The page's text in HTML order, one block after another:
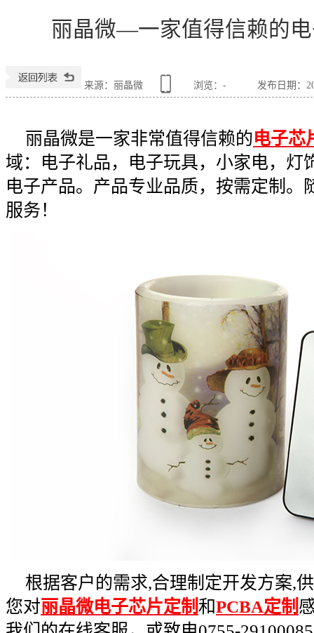
丽晶微—一家值得信赖的
来源：丽晶微 浏览： - 发布日期：
丽晶微是一家非常值得信赖的电子芯
域：电子礼品，电子玩具，小家电，灯
电子产品。产品专业品质，按需定制。
服务！
根据客户的需求,合理制定开发方案,
您对丽晶微电子芯片定制和PCBA定制